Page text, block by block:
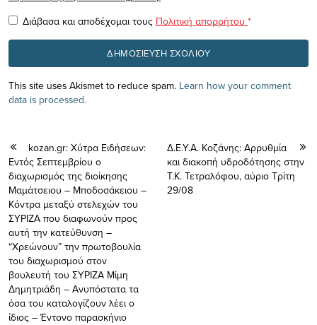
Διάβασα και αποδέχομαι τους Πολιτική απορρήτου *
This site uses Akismet to reduce spam. Learn how your comment
data is processed.
kozan.gr: Xύτρα Ειδήσεων:
Εντός Σεπτεμβρίου ο
διαχωρισμός της διοίκησης
Μαμάτσειου – Μποδοσάκειου –
Κόντρα μεταξύ στελεχών του
ΣΥΡΙΖΑ που διαφωνούν προς
αυτή την κατεύθυνση –
“Χρεώνουν” την πρωτοβουλία
του διαχωρισμού στον
βουλευτή του ΣΥΡΙΖΑ Μίμη
Δημητριάδη – Ανυπόστατα τα
όσα του καταλογίζουν λέει ο
ίδιος – Έντονο παρασκήνιο
Δ.Ε.Υ.Α. Κοζάνης: Αρρυθμία
και διακοπή υδροδότησης στην
Τ.Κ. Τετραλόφου, αύριο Τρίτη
29/08